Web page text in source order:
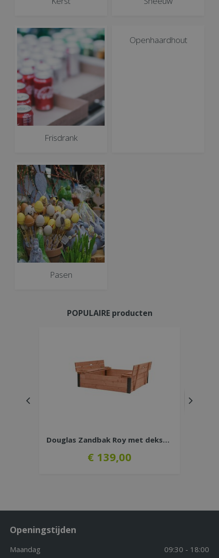
Frisdrank
Openhaardhout
Pasen
POPULAIRE producten
Douglas Zandbak Roy met deksel/zit…
€ 139,00
Openingstijden
Maandag
09:30 - 18:00